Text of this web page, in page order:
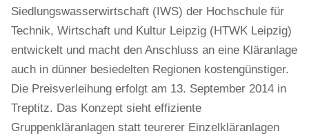
Siedlungswasserwirtschaft (IWS) der Hochschule für
Technik, Wirtschaft und Kultur Leipzig (HTWK Leipzig)
entwickelt und macht den Anschluss an eine Kläranlage
auch in dünner besiedelten Regionen kostengünstiger.
Die Preisverleihung erfolgt am 13. September 2014 in
Treptitz. Das Konzept sieht effiziente
Gruppenkläranlagen statt teurerer Einzelkläranlagen